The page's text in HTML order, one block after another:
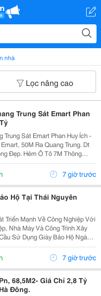
nhà
Lọc nâng cao
Trung Sát Emart Phan
Trung Sát Emart Phan Huy Ích -
7M Thông
Nhà.
7 giờ trước
Hộ Tại Thái Nguyên
Triển Mạnh Về Công Nghiệp Với
Nhà Máy Và Công Trình Xây
Sử Dụng Giày Bảo Hộ Ngày
Giúp Bảo Vệ Đôi Chân Trước
Trường Làm Việc, Giày Bảo Hộ
7 giờ trước
68,5M2- Giá Chỉ 2,8 Tỷ
Đông.